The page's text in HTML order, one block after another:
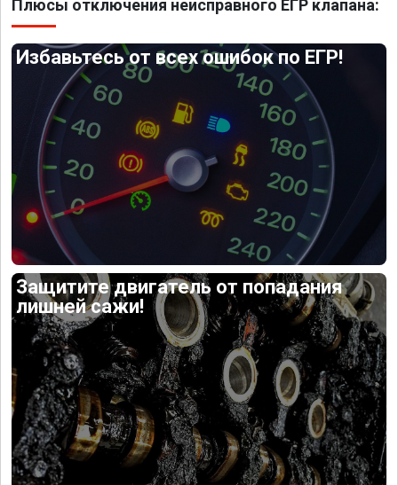
Плюсы отключения неисправного ЕГР клапана:
Избавьтесь от всех ошибок по ЕГР!
Защитите двигатель от попадания
лишней сажи!